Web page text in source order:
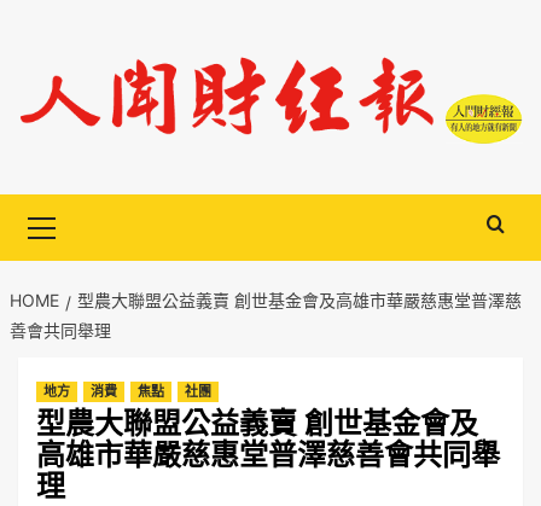
content
Menu
HOME
型農大聯盟公益義賣 創世基金會及高雄市華嚴慈惠堂普澤慈
善會共同舉理
地方 消費 焦點 社團
型農大聯盟公益義賣 創世基金會及
高雄市華嚴慈惠堂普澤慈善會共同舉
理